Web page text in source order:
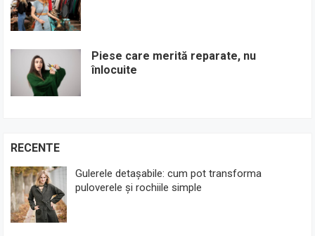
Piese care merită reparate, nu
înlocuite
RECENTE
Gulerele detașabile: cum pot transforma
puloverele și rochiile simple